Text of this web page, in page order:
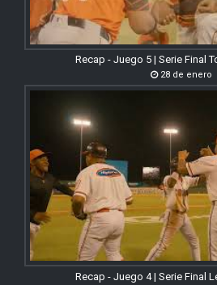
Recap - Juego 5 | Serie Final
28 de enero
Recap - Juego 4 | Serie Final